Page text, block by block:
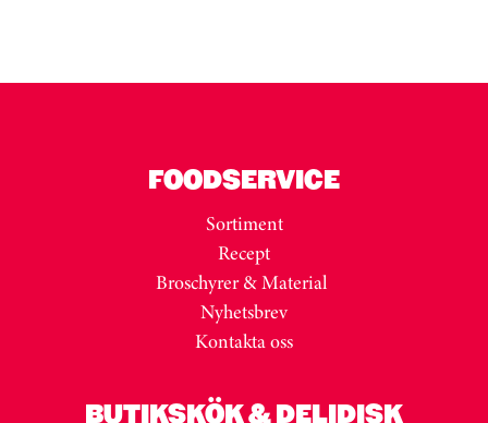
FOODSERVICE
Sortiment
Recept
Broschyrer & Material
Nyhetsbrev
Kontakta oss
BUTIKSKÖK & DELIDISK